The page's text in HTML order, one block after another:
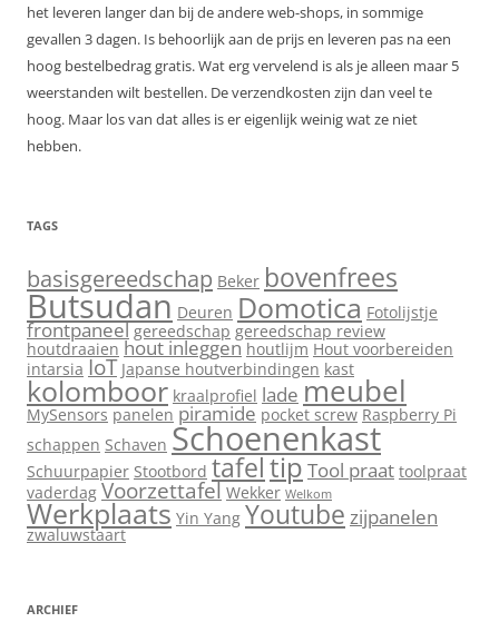
het leveren langer dan bij de andere web-shops, in sommige
gevallen 3 dagen. Is behoorlijk aan de prijs en leveren pas na een
hoog bestelbedrag gratis. Wat erg vervelend is als je alleen maar 5
weerstanden wilt bestellen. De verzendkosten zijn dan veel te
hoog. Maar los van dat alles is er eigenlijk weinig wat ze niet
hebben.
TAGS
basisgereedschap Beker bovenfrees
Butsudan Deuren Domotica Fotolijstje
frontpaneel gereedschap gereedschap review
houtdraaien hout inleggen houtlijm Hout voorbereiden
intarsia IoT Japanse houtverbindingen kast
kolomboor kraalprofiel lade meubel
MySensors panelen piramide pocket screw Raspberry Pi
schappen Schaven Schoenenkast
Schuurpapier Stootbord tafeltipTool praat toolpraat
vaderdag Voorzettafel Wekker Welkom
Werkplaats Yin Yang Youtube zijpanelen
zwaluwstaart
ARCHIEF